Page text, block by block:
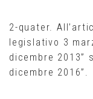
2-quater.
legislativo 3
dicembre 2013”
dicembre 2016”.